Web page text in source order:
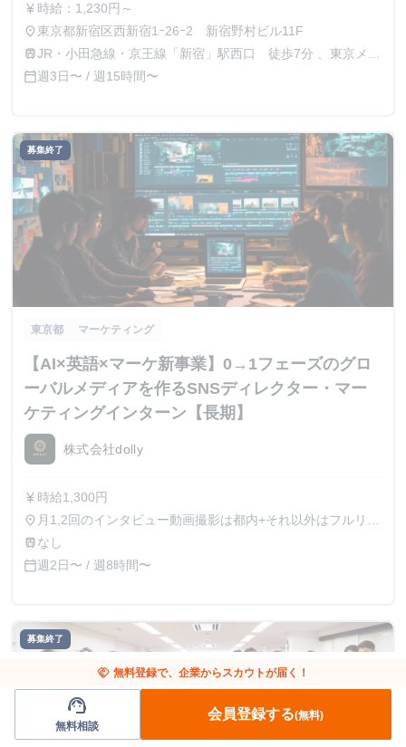
currency_yen 時給：1,230円～
place東京都新宿区西新宿1ｰ26ｰ2 新宿野村ビル11F
trainJR・小田急線・京王線「新宿」駅西口 徒歩7分 、東京メト
ロ丸ノ内線「西新宿」駅2番出口 徒歩4分、都営地下鉄大江
calendar_today週3日〜 / 週15時間〜
募集終了
東京都 マーケティング
【AI×英語×マーケ新事業】0→1フェーズのグロ
ーバルメディアを作るSNSディレクター・マー
ケティングインターン【長期】
株式会社dolly
currency_yen 時給1,300円
place 月1,2回のインタビュー動画撮影は都内+それ以外はフルリモ
ート可能
train なし
calendar_today週2日〜 / 週8時間〜
募集終了
handshake 無料登録で、企業からスカウトが届く！
support_agent
無料相談
会員登録する(無料)